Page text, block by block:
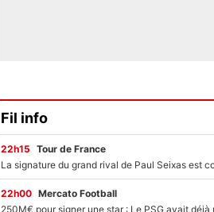
Fil info
22h15 Tour de France
22h00 Mercato Football